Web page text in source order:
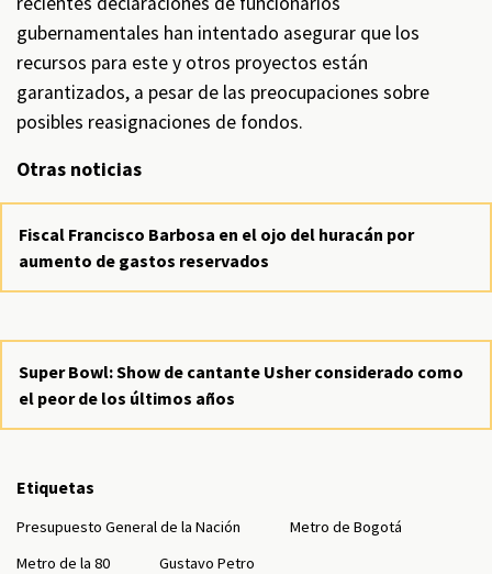
gubernamentales han intentado asegurar que los
recursos para este y otros proyectos están
garantizados, a pesar de las preocupaciones sobre
posibles reasignaciones de fondos.
Otras noticias
Fiscal Francisco Barbosa en el ojo del huracán por
aumento de gastos reservados
Super Bowl: Show de cantante Usher considerado como
el peor de los últimos años
Etiquetas
Presupuesto General de la Nación
Metro de Bogotá
Metro de la 80
Gustavo Petro